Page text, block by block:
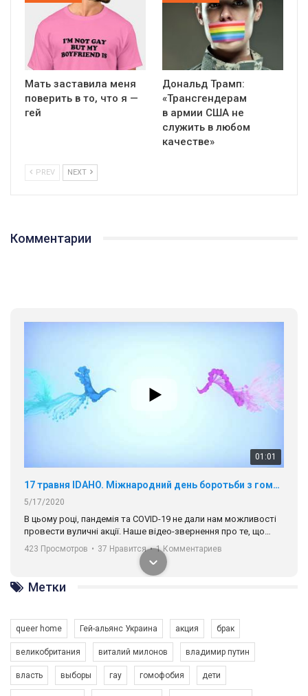
Мать заставила меня
поверить в то, что я —
гей
Дональд Трамп:
«Трансгендерам
в армии США не
служить в любом
качестве»
PREV NEXT
Комментарии
01:01
В цьому році, пандемія та COVІD-19 не дали нам можливості
навіть коли ми у різних містах та не можемо зустрінеться, ми
разом. Ми закликаємо всіх хто поділяє цінності рівності та
ГАУ є в 16 областях України.
Разом наш голос лунає гучніше!
423 Просмотров • 37 Нравится • 1 Комментариев
Метки
queer home Гей-альянс Украина акция брак
великобритания виталий милонов владимир путин
власть выборы гау гомофобия дети